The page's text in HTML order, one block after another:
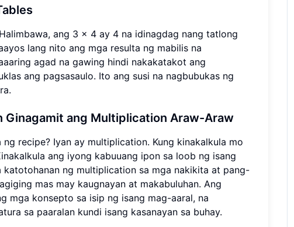
ang 3 x 4 ay 4 na idinagdag nang tatlong
lang nito ang mga resulta ng mabilis na
agad na gawing hindi nakakatakot ang
ang pagsasaulo. Ito ang susi na nagbubukas ng
Ginagamit ang Multiplication Araw-Araw
recipe? Iyan ay multiplication. Kung kinakalkula mo
ang iyong kabuuang ipon sa loob ng isang
ng multiplication sa mga nakikita at pang-
mas may kaugnayan at makabuluhan. Ang
mga konsepto sa isip ng isang mag-aaral, na
sa paaralan kundi isang kasanayan sa buhay.